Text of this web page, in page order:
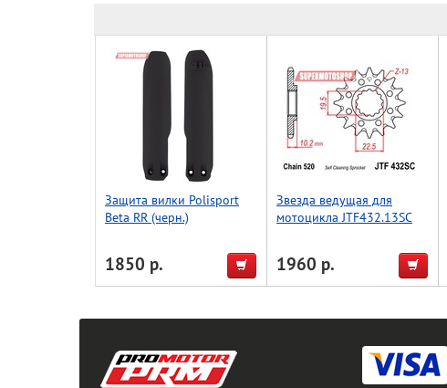
Защита вилки Polisport
Beta RR (черн.)
1850 р.
Звезда ведущая для
мотоцикла JTF432.13SC
1960 р.